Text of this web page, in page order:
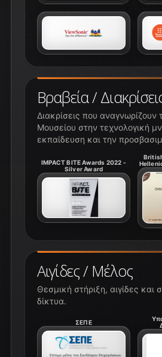
Αιγίδες / Μέλος
Θεσμική στήριξη, αιγίδες και
δίκτυα.
ΣΕΠΕ
Βραβεία /
Διακρίσεις που αναγνωρίζουν
Μουσείου στην τεχνολογική
εκπαίδευση και την
IMPACT BITE Awards 2022 -
Silver Award